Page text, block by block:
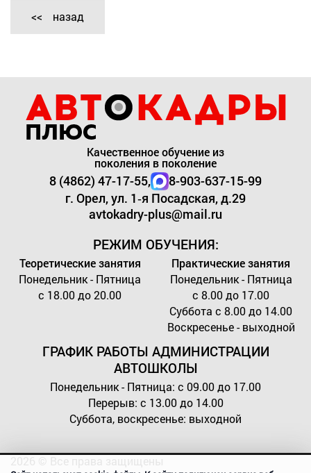
назад
Качественное обучение из
поколения в поколение
8 (4862) 47-17-55,
8-903-637-15-99
г. Орел, ул. 1‑я Посадская, д.29
avtokadry-plus@mail.ru
РЕЖИМ ОБУЧЕНИЯ:
Теоретические занятия
Понедельник - Пятница
с 18.00 до 20.00
Практические занятия
Понедельник - Пятница
с 8.00 до 17.00
Суббота с 8.00 до 14.00
Воскресенье - выходной
ГРАФИК РАБОТЫ АДМИНИСТРАЦИИ
АВТОШКОЛЫ
Понедельник - Пятница: с 09.00 до 17.00
Перерыв: с 13.00 до 14.00
Суббота, воскресенье: выходной